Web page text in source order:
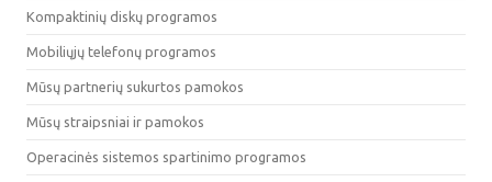
Kompaktinių diskų programos
Mobiliųjų telefonų programos
Mūsų partnerių sukurtos pamokos
Mūsų straipsniai ir pamokos
Operacinės sistemos spartinimo programos